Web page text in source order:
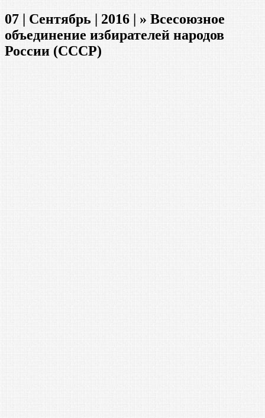
07 | Сентябрь | 2016 | » Всесоюзное
объединение избирателей народов
России (СССР)